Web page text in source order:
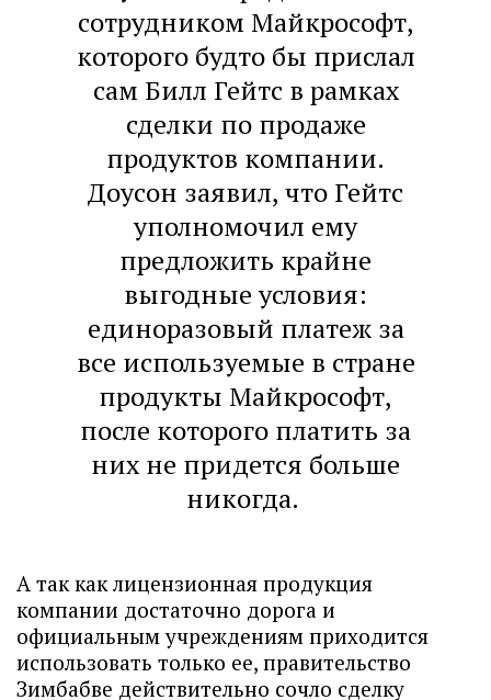
сотрудником Майкрософт,
которого будто бы прислал
сам Билл Гейтс в рамках
сделки по продаже
продуктов компании.
Доусон заявил, что Гейтс
уполномочил ему
предложить крайне
выгодные условия:
единоразовый платеж за
все используемые в стране
продукты Майкрософт,
после которого платить за
них не придется больше
никогда.
А так как лицензионная продукция
компании достаточно дорога и
официальным учреждениям приходится
использовать только ее, правительство
Зимбабве действительно сочло сделку